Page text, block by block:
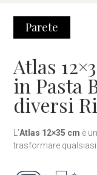
Parete
Atlas
in Pasta
diversi
L’Atlas 12×35 cm è
trasformare
visivo sofisticato,